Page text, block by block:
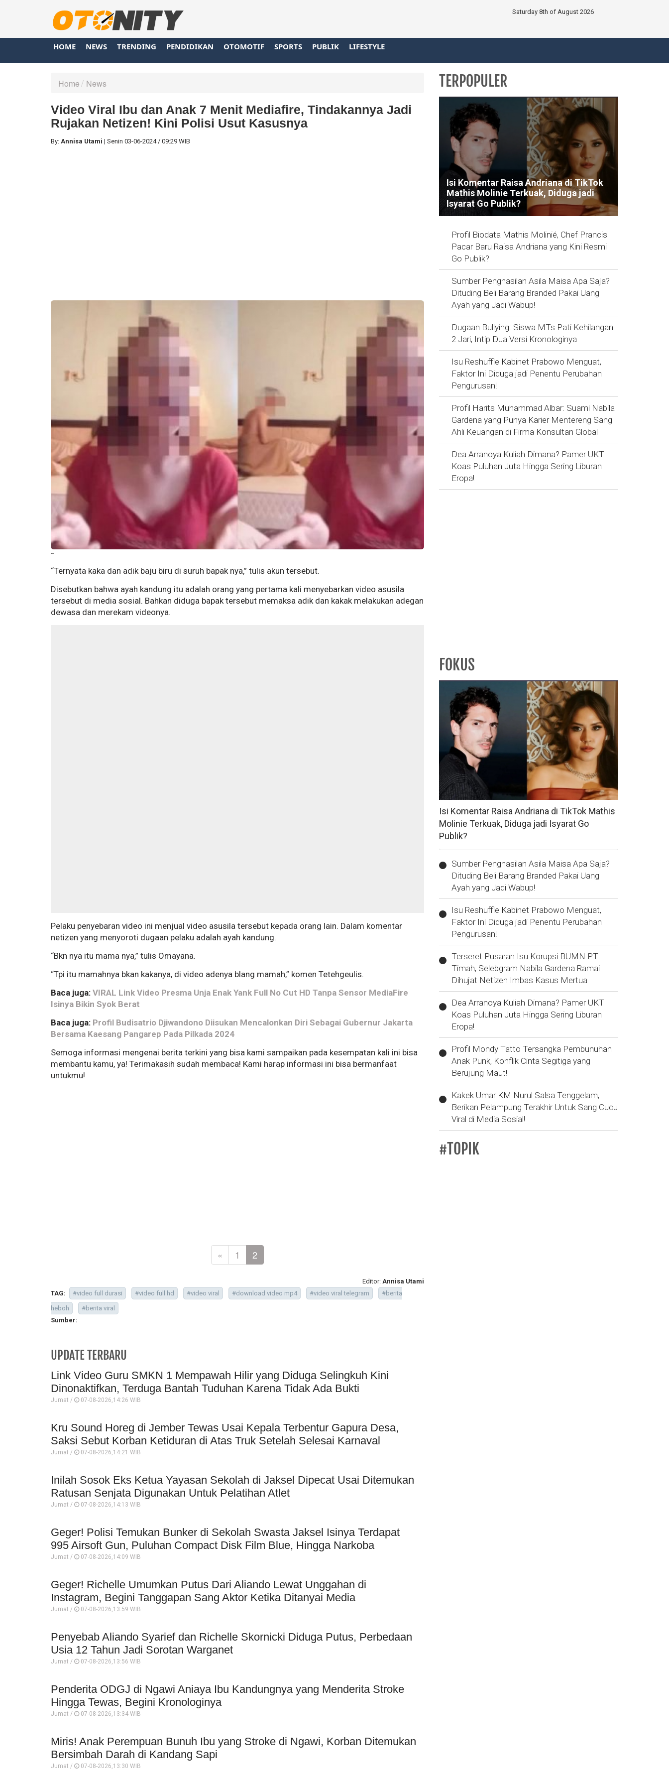
Saturday 8th of August 2026
HOME NEWS TRENDING PENDIDIKAN OTOMOTIF SPORTS PUBLIK LIFESTYLE
Home News
Video Viral Ibu dan Anak 7 Menit Mediafire, Tindakannya Jadi
Rujakan Netizen! Kini Polisi Usut Kasusnya
By: Annisa Utami | Senin 03-06-2024 / 09:29 WIB
--
“Ternyata kaka dan adik baju biru di suruh bapak nya,” tulis akun tersebut.
Disebutkan bahwa ayah kandung itu adalah orang yang pertama kali menyebarkan video asusila
tersebut di media sosial. Bahkan diduga bapak tersebut memaksa adik dan kakak melakukan adegan
dewasa dan merekam videonya.
Pelaku penyebaran video ini menjual video asusila tersebut kepada orang lain. Dalam komentar
netizen yang menyoroti dugaan pelaku adalah ayah kandung.
“Bkn nya itu mama nya,” tulis Omayana.
“Tpi itu mamahnya bkan kakanya, di video adenya blang mamah,” komen Tetehgeulis.
Baca juga: VIRAL Link Video Presma Unja Enak Yank Full No Cut HD Tanpa Sensor MediaFire
Isinya Bikin Syok Berat
Baca juga: Profil Budisatrio Djiwandono Diisukan Mencalonkan Diri Sebagai Gubernur Jakarta
Bersama Kaesang Pangarep Pada Pilkada 2024
Semoga informasi mengenai berita terkini yang bisa kami sampaikan pada kesempatan kali ini bisa
membantu kamu, ya! Terimakasih sudah membaca! Kami harap informasi ini bisa bermanfaat
untukmu!
« 1 2
Editor: Annisa Utami
TAG:
#video full durasi #video full hd #video viral #download video mp4 #video viral telegram
#berita
heboh
#berita viral
Sumber:
UPDATE TERBARU
Link Video Guru SMKN 1 Mempawah Hilir yang Diduga Selingkuh Kini
Dinonaktifkan, Terduga Bantah Tuduhan Karena Tidak Ada Bukti
Jumat / 07-08-2026,14:26 WIB
Kru Sound Horeg di Jember Tewas Usai Kepala Terbentur Gapura Desa,
Saksi Sebut Korban Ketiduran di Atas Truk Setelah Selesai Karnaval
Jumat / 07-08-2026,14:21 WIB
Inilah Sosok Eks Ketua Yayasan Sekolah di Jaksel Dipecat Usai Ditemukan
Ratusan Senjata Digunakan Untuk Pelatihan Atlet
Jumat / 07-08-2026,14:13 WIB
Geger! Polisi Temukan Bunker di Sekolah Swasta Jaksel Isinya Terdapat
995 Airsoft Gun, Puluhan Compact Disk Film Blue, Hingga Narkoba
Jumat / 07-08-2026,14:09 WIB
Geger! Richelle Umumkan Putus Dari Aliando Lewat Unggahan di
Instagram, Begini Tanggapan Sang Aktor Ketika Ditanyai Media
Jumat / 07-08-2026,13:59 WIB
Penyebab Aliando Syarief dan Richelle Skornicki Diduga Putus, Perbedaan
Usia 12 Tahun Jadi Sorotan Warganet
Jumat / 07-08-2026,13:56 WIB
Penderita ODGJ di Ngawi Aniaya Ibu Kandungnya yang Menderita Stroke
Hingga Tewas, Begini Kronologinya
Jumat / 07-08-2026,13:34 WIB
Miris! Anak Perempuan Bunuh Ibu yang Stroke di Ngawi, Korban Ditemukan
Bersimbah Darah di Kandang Sapi
Jumat / 07-08-2026,13:30 WIB
TERPOPULER
Isi Komentar Raisa Andriana di TikTok
Mathis Molinie Terkuak, Diduga jadi
Isyarat Go Publik?
Profil Biodata Mathis Molinié, Chef Prancis
Pacar Baru Raisa Andriana yang Kini Resmi
Go Publik?
Sumber Penghasilan Asila Maisa Apa Saja?
Dituding Beli Barang Branded Pakai Uang
Ayah yang Jadi Wabup!
Dugaan Bullying: Siswa MTs Pati Kehilangan
2 Jari, Intip Dua Versi Kronologinya
Isu Reshuffle Kabinet Prabowo Menguat,
Faktor Ini Diduga jadi Penentu Perubahan
Pengurusan!
Profil Harits Muhammad Albar: Suami Nabila
Gardena yang Punya Karier Mentereng Sang
Ahli Keuangan di Firma Konsultan Global
Dea Arranoya Kuliah Dimana? Pamer UKT
Koas Puluhan Juta Hingga Sering Liburan
Eropa!
FOKUS
Isi Komentar Raisa Andriana di TikTok Mathis
Molinie Terkuak, Diduga jadi Isyarat Go
Publik?
Sumber Penghasilan Asila Maisa Apa Saja?
Dituding Beli Barang Branded Pakai Uang
Ayah yang Jadi Wabup!
Isu Reshuffle Kabinet Prabowo Menguat,
Faktor Ini Diduga jadi Penentu Perubahan
Pengurusan!
Terseret Pusaran Isu Korupsi BUMN PT
Timah, Selebgram Nabila Gardena Ramai
Dihujat Netizen Imbas Kasus Mertua
Dea Arranoya Kuliah Dimana? Pamer UKT
Koas Puluhan Juta Hingga Sering Liburan
Eropa!
Profil Mondy Tatto Tersangka Pembunuhan
Anak Punk, Konflik Cinta Segitiga yang
Berujung Maut!
Kakek Umar KM Nurul Salsa Tenggelam,
Berikan Pelampung Terakhir Untuk Sang Cucu
Viral di Media Sosial!
#TOPIK